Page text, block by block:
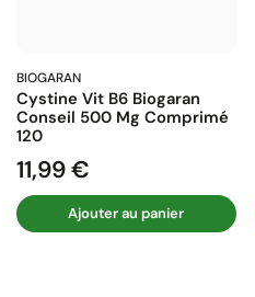
BIOGARAN
Cystine Vit B6 Biogaran
Conseil 500 Mg Comprimé
120
Prix
11,99 €
Ajouter au panier